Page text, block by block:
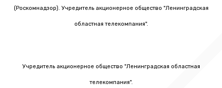
(Роскомнадзор). Учредитель акционерное общество "Ленинградская
областная телекомпания".
Учредитель акционерное общество "Ленинградская областная
телекомпания".